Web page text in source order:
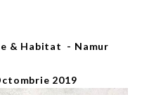
& Habitat - Namur
2019